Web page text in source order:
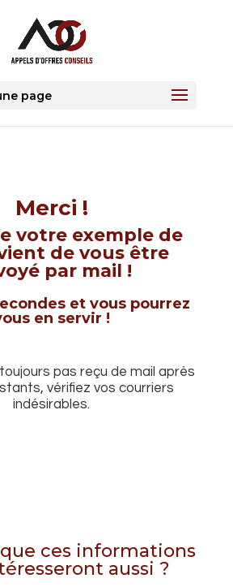
page
Merci !
votre exemple de
de vous être
par mail !
et vous pourrez
en servir !
toujours pas reçu de mail après
vérifiez vos courriers
indésirables.
ces informations
aussi ?